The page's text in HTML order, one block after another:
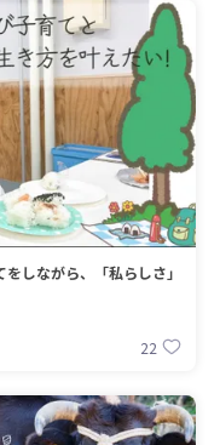
しながら、「私らしさ」
22